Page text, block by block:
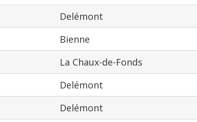
Delémont
Bienne
La Chaux-de-Fonds
Delémont
Delémont